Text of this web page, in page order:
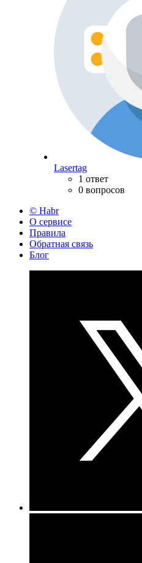
Lasertag
1 ответ
0 вопросов
© Habr
О сервисе
Правила
Обратная связь
Блог